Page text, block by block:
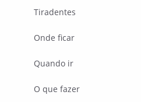
Tiradentes
Onde ficar
Quando ir
O que fazer